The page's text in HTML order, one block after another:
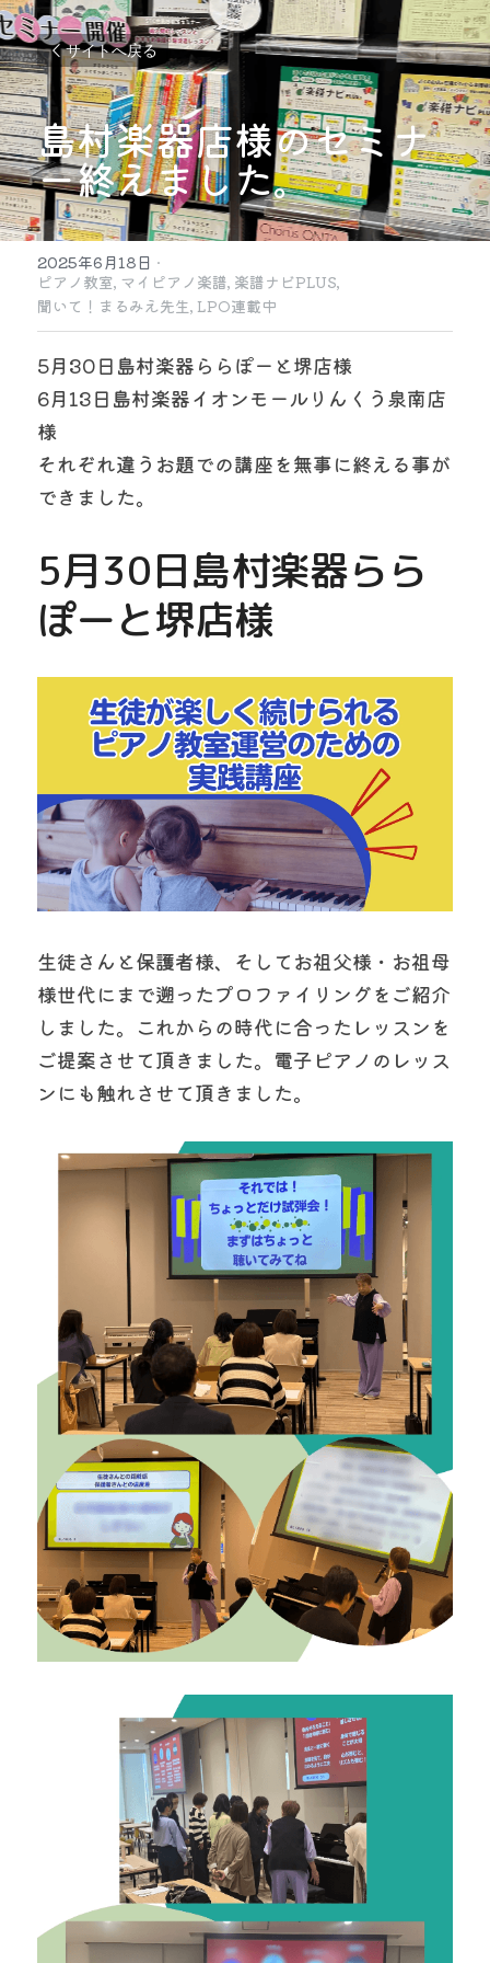
サイトへ戻る
島村楽器店様のセミナ
ー終えました。
2025年6月18日 ·
ピアノ教室, マイピアノ楽譜, 楽譜ナビPLUS,
聞いて！まるみえ先生, LPO連載中
5月30日島村楽器ららぽーと堺店様
6月13日島村楽器イオンモールりんくう泉南店
様
それぞれ違うお題での講座を無事に終える事が
できました。
5月30日島村楽器らら
ぽーと堺店様
生徒さんと保護者様、そしてお祖父様・お祖母
様世代にまで遡ったプロファイリングをご紹介
しました。これからの時代に合ったレッスンを
ご提案させて頂きました。電子ピアノのレッス
ンにも触れさせて頂きました。